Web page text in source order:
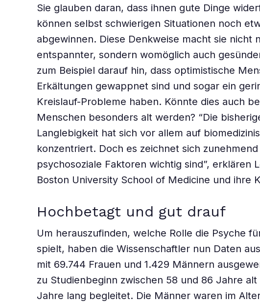
Sie glauben daran, dass ihnen gute Dinge
können selbst schwierigen Situationen noch
abgewinnen. Diese Denkweise macht sie nicht
entspannter, sondern womöglich auch
zum Beispiel darauf hin, dass optimistische
Erkältungen gewappnet sind und sogar ein
Kreislauf-Probleme haben. Könnte dies auch
Menschen besonders alt werden? “Die
Langlebigkeit hat sich vor allem auf
konzentriert. Doch es zeichnet sich
psychosoziale Faktoren wichtig sind”, erklären
Boston University School of Medicine und ihre
Hochbetagt und gut drauf
Um herauszufinden, welche Rolle die Psyche
spielt, haben die Wissenschaftler nun Daten
mit 69.744 Frauen und 1.429 Männern
zu Studienbeginn zwischen 58 und 86 Jahre
Jahre lang begleitet. Die Männer waren im